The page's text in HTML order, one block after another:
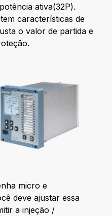
ativa(32P).
características de
o valor de partida e
micro e
deve ajustar essa
a injeção /